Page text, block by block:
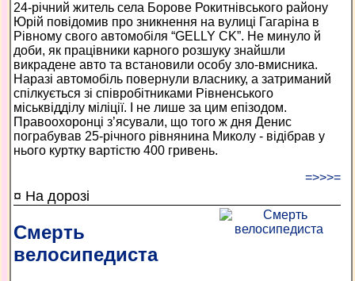
24-річний житель села Борове Рокитнівського району
Юрій повідомив про зникнення на вулиці Гагаріна в
Рівному свого автомобіля “GELLY CK”. Не минуло й
доби, як працівники карного розшуку знайшли
викрадене авто та встановили особу зло-вмисника.
Наразі автомобіль повернули власнику, а затриманий
спілкується зі співробітниками Рівненського
міськвідділу міліції. І не лише за цим епізодом.
Правоохоронці з’ясували, що того ж дня Денис
пограбував 25-річного рівнянина Миколу - відібрав у
нього куртку вартістю 400 гривень.
=>>>=
¤ На дорозі
Смерть
велосипедиста